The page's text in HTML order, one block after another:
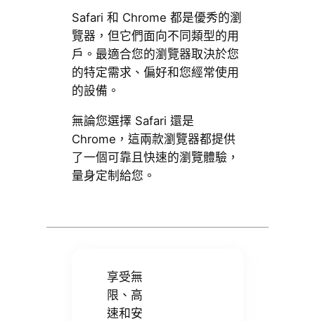
Safari 和 Chrome 都是優秀的瀏
覽器，但它們面向不同類型的用
戶。最適合您的瀏覽器取決於您
的特定需求、偏好和您經常使用
的設備。
無論您選擇 Safari 還是
Chrome，這兩款瀏覽器都提供
了一個可靠且快速的瀏覽體驗，
量身定制給您。
享受無
限、高
速和安